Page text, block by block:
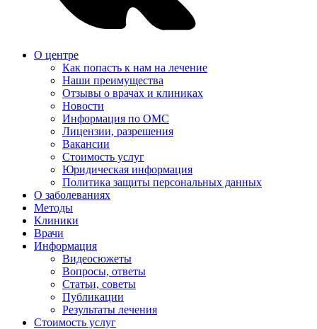
О центре
Как попасть к нам на лечение
Наши преимущества
Отзывы о врачах и клиниках
Новости
Информация по ОМС
Лицензии, разрешения
Вакансии
Стоимость услуг
Юридическая информация
Политика защиты персональных данных
О заболеваниях
Методы
Клиники
Врачи
Информация
Видеосюжеты
Вопросы, ответы
Статьи, советы
Публикации
Результаты лечения
Стоимость услуг